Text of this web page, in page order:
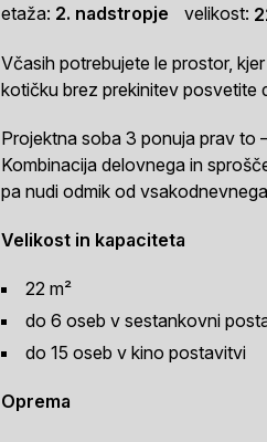
etaža: 2. nadstropje velikost:
Včasih potrebujete le prostor,
kotičku brez prekinitev posvetite
Projektna soba 3 ponuja prav to
Kombinacija delovnega in
pa nudi odmik od
Velikost in kapaciteta
22 m²
do 6 oseb v sestankovni
do 15 oseb v kino postavitvi
Oprema